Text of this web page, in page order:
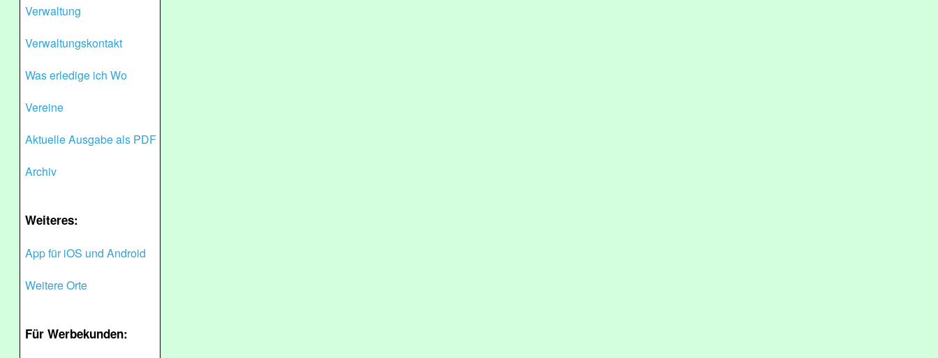
Verwaltung
Verwaltungskontakt
Was erledige ich Wo
Vereine
Aktuelle Ausgabe als PDF
Archiv
Weiteres:
App für iOS und Android
Weitere Orte
Für Werbekunden: